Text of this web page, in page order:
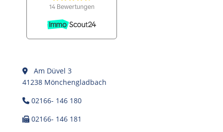
Am Düvel 3
41238 Mönchengladbach
02166- 146 180
02166- 146 181